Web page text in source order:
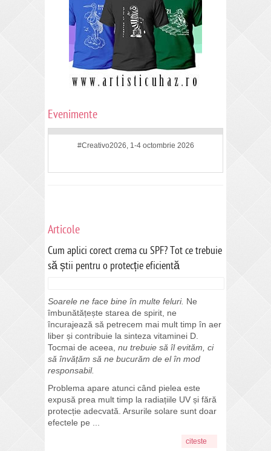
Evenimente
#Creativo2026, 1-4 octombrie 2026
Articole
Cum aplici corect crema cu SPF? Tot ce trebuie
să știi pentru o protecție eficientă
Soarele ne face bine în multe feluri. Ne
îmbunătățește starea de spirit, ne
încurajează să petrecem mai mult timp în aer
liber și contribuie la sinteza vitaminei D.
Tocmai de aceea, nu trebuie să îl evităm, ci
să învățăm să ne bucurăm de el în mod
responsabil.
Problema apare atunci când pielea este
expusă prea mult timp la radiațiile UV și fără
protecție adecvată. Arsurile solare sunt doar
efectele pe ...
citeste